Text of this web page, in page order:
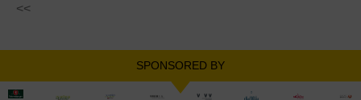
<<
SPONSORED BY